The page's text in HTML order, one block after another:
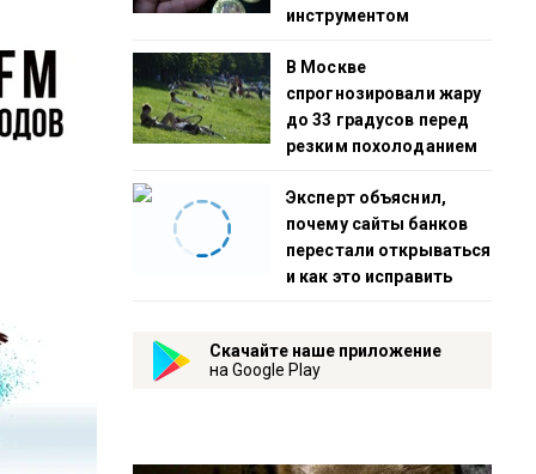
инструментом
В Москве
спрогнозировали жару
до 33 градусов перед
резким похолоданием
Эксперт объяснил,
почему сайты банков
перестали открываться
и как это исправить
Скачайте наше приложение
на Google Play